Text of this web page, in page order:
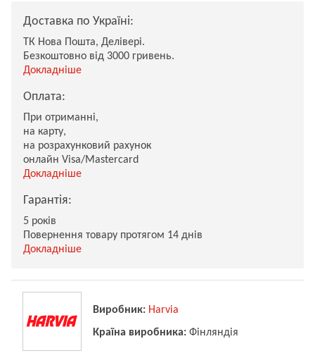
Доставка по Україні:
ТК Нова Пошта, Делівері.
Безкоштовно від 3000 гривень.
Докладніше
Оплата:
При отриманні,
на карту,
на розрахунковий рахунок
онлайн Visa/Mastercard
Докладніше
Гарантія:
5 років
Повернення товару протягом 14 днів
Докладніше
Виробник: Harvia
Країна виробника: Фінляндія